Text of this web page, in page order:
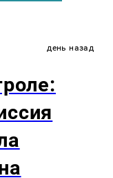
день назад